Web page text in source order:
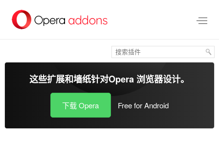
这些扩展和墙纸针对Opera 浏览器设计。
下载 Opera Free for Android